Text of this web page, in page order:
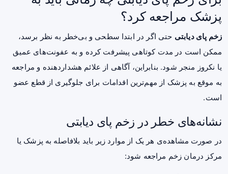
پزشک مراجعه کرد؟
زخم پای دیابتی حتی اگر در ابتدا سطحی و بی‌خطر به نظر برسد،
ممکن است در مدت کوتاهی پیشرفت کرده و به عفونت‌های عمیق
یا نکروز منجر شود. بنابراین، آگاهی از علائم هشداردهنده و مراجعه
به موقع به پزشک از مهم‌ترین اقدامات برای جلوگیری از قطع عضو
است.
نشانه‌های خطر در زخم پای دیابتی
در صورت مشاهده‌ی هر یک از موارد زیر باید بلافاصله به پزشک یا
مرکز درمان زخم مراجعه شود: